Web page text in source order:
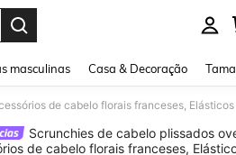
masculinas Casa & Decoração
Scrunchies de cabelo plissados
de cabelo florais franceses,